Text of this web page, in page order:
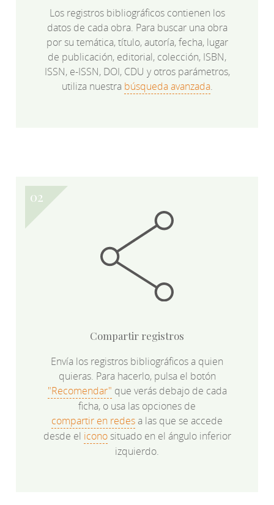
Los registros bibliográficos contienen los
datos de cada obra. Para buscar una obra
por su temática, título, autoría, fecha, lugar
de publicación, editorial, colección, ISBN,
ISSN, e-ISSN, DOI, CDU y otros parámetros,
utiliza nuestra búsqueda avanzada.
Compartir registros
Envía los registros bibliográficos a quien
quieras. Para hacerlo, pulsa el botón
"Recomendar" que verás debajo de cada
ficha, o usa las opciones de
compartir en redesa las que se accede
desde el iconosituado en el ángulo inferior
izquierdo.